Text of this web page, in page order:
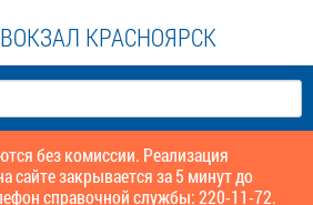
КРАСНОЯРСК
без комиссии. Реализация
сайте закрывается за 5 минут до
справочной службы: 220-11-72.